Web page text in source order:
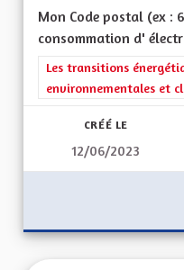
Mon Code postal (ex :
consommation d'
Filtrer les résultats de
Les transitions
environnementales et
CRÉÉ LE
12/06/2023